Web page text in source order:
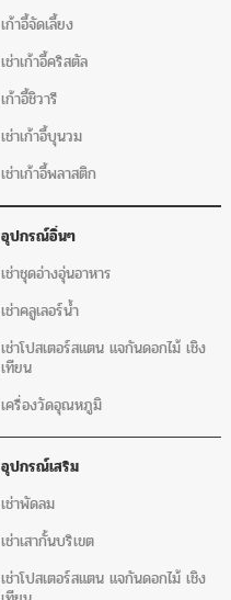
เก้าอี้จัดเลี้ยง
เช่าเก้าอี้คริสตัล
เก้าอี้ชิวารี
เช่าเก้าอี้บุนวม
เช่าเก้าอี้พลาสติก
อุปกรณ์อิ่นๆ
เช่าชุดอ่างอุ่นอาหาร
เช่าคลูเลอร์น้ำ
เช่าโปสเตอร์สแตน แจกันดอกไม้ เชิง
เทียน
เครื่องวัดอุณหภูมิ
อุปกรณ์เสริม
เช่าพัดลม
เช่าเสากั้นบริเขต
เช่าโปสเตอร์สแตน แจกันดอกไม้ เชิง